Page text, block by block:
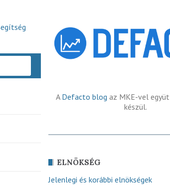
A Defacto blog az MKE-vel
készül.
ELNÖKSÉG
Jelenlegi és korábbi elnökségek